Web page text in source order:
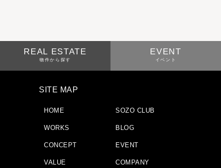
REAL ESTATE
物件から探す
EVENT
イベント
SITE MAP
HOME
WORKS
CONCEPT
VALUE
SOZO CLUB
BLOG
EVENT
COMPANY